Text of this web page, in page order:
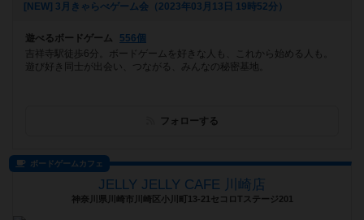
[NEW] 3月きゃらべゲーム会（2023年03月13日 19時52分）
遊べるボードゲーム
556個
吉祥寺駅徒歩6分。ボードゲームを好きな人も、これから始める人も。
遊び好き同士が出会い、つながる、みんなの秘密基地。
フォローする
ボードゲームカフェ
JELLY JELLY CAFE 川崎店
神奈川県川崎市川崎区小川町13-21セコロTステージ201